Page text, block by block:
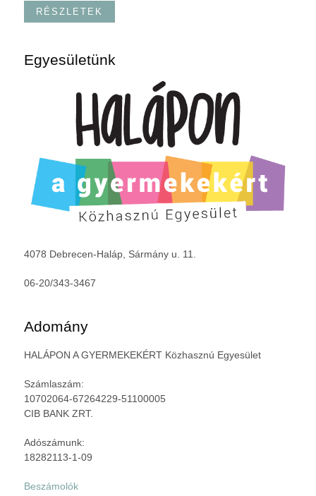
RÉSZLETEK
Egyesületünk
4078 Debrecen-Haláp, Sármány u. 11.
06-20/343-3467
Adomány
HALÁPON A GYERMEKEKÉRT Közhasznú Egyesület
Számlaszám:
10702064-67264229-51100005
CIB BANK ZRT.
Adószámunk:
18282113-1-09
Beszámolók